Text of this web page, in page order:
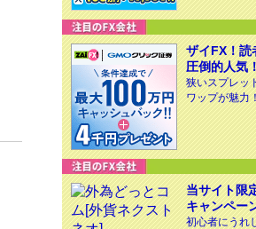
ザイFX！読
圧倒的人気！
狭いスプレッ
ワップが魅力！
当サイト限
キャンペー
初心者にうれ